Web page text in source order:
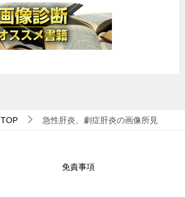
TOP 急性肝炎、劇症肝炎の画像所見
免責事項